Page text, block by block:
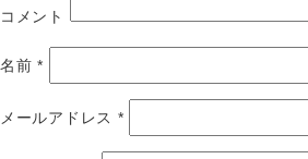
コメント
名前*
メールアドレス *